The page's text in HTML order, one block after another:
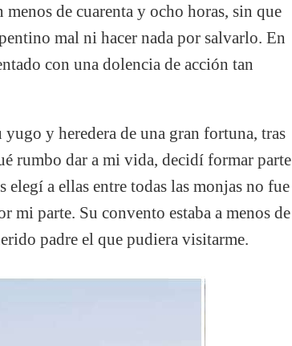
de cuarenta y ocho horas, sin que
mal ni hacer nada por salvarlo. En
con una dolencia de acción tan
y heredera de una gran fortuna, tras
rumbo dar a mi vida, decidí formar parte
a ellas entre todas las monjas no fue
parte. Su convento estaba a menos de
padre el que pudiera visitarme.